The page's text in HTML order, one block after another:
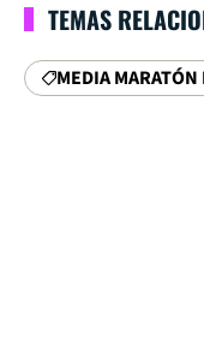
TEMAS
MEDIA MARATÓN